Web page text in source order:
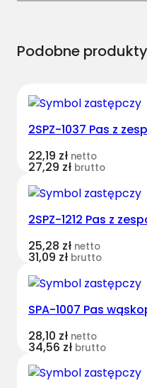
H
Podobne produkty
2SPZ-1037 Pas z
22,19 zł netto
27,29 zł brutto
2SPZ-1212 Pas z
25,28 zł netto
31,09 zł brutto
SPA-1007 Pas
28,10 zł netto
34,56 zł brutto